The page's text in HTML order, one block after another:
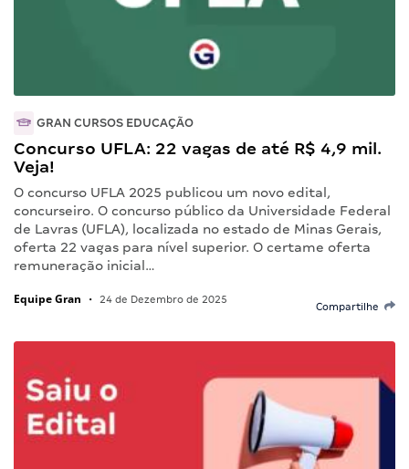
GRAN CURSOS EDUCAÇÃO
Concurso UFLA: 22 vagas de até R$ 4,9 mil.
Veja!
O concurso UFLA 2025 publicou um novo edital,
concurseiro. O concurso público da Universidade Federal
de Lavras (UFLA), localizada no estado de Minas Gerais,
oferta 22 vagas para nível superior. O certame oferta
remuneração inicial…
Equipe Gran • 24 de Dezembro de 2025
Compartilhe